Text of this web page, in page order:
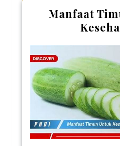
Manfaat